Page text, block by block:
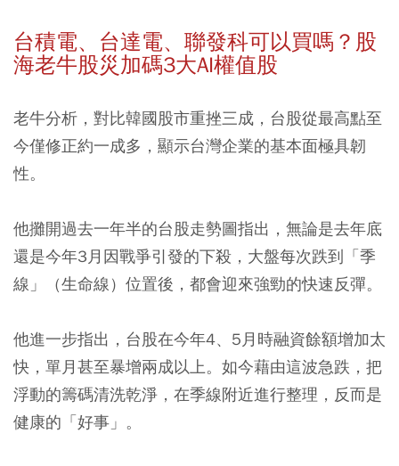
台積電、台達電、聯發科可以買嗎？股
海老牛股災加碼3大AI權值股
老牛分析，對比韓國股市重挫三成，台股從最高點至
今僅修正約一成多，顯示台灣企業的基本面極具韌
性。
他攤開過去一年半的台股走勢圖指出，無論是去年底
還是今年3月因戰爭引發的下殺， 大盤每次跌到「季
線」（生命線）位置後，都會迎來強勁的快速反彈。
他進一步指出，台股在今年4、5月時融資餘額增加太
快，單月甚至暴增兩成以上。如今藉由這波急跌，把
浮動的籌碼清洗乾淨， 在季線附近進行整理，反而是
健康的「好事」。